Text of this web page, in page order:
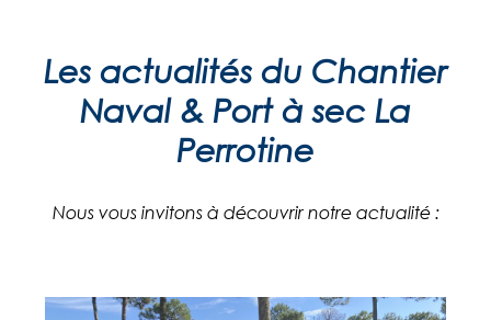
Les actualités du Chantier
Naval & Port à sec La
Perrotine
Nous vous invitons à découvrir notre actualité :